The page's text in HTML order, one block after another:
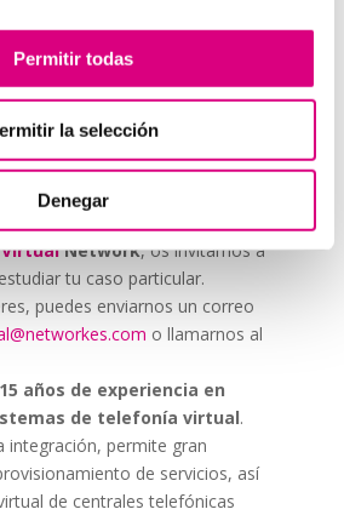
Permitir todas
la selección
Denegar
ser tan efectiva como una
tu
de telefonía
Network, os invitamos a
tu caso particular.
puedes enviarnos un correo
o llamarnos al
15 años de experiencia en
de telefonía virtual.
integración, permite gran
de servicios, así
de centrales telefónicas